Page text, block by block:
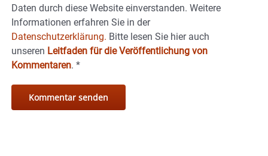
Daten durch diese Website einverstanden. Weitere
Informationen erfahren Sie in der
Datenschutzerklärung. Bitte lesen Sie hier auch
unseren Leitfaden für die Veröffentlichung von
Kommentaren. *